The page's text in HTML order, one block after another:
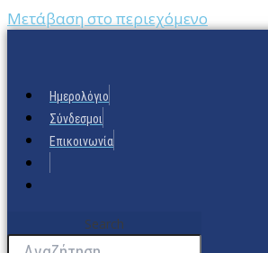
Μετάβαση στο περιεχόμενο
Ημερολόγιο
Σύνδεσμοι
Επικοινωνία
Search